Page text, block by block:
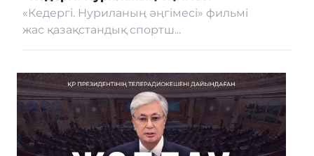
«Кедергі. Нуриланың әңгімесі» фильмі
жас қазақстандық спортш...